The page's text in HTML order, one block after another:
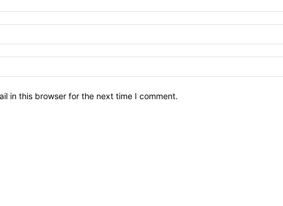
in this browser for the next time I comment.